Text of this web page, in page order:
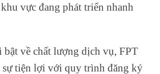
vực đang phát triển nhanh
về chất lượng dịch vụ, FPT
sự tiện lợi với quy trình đăng ký